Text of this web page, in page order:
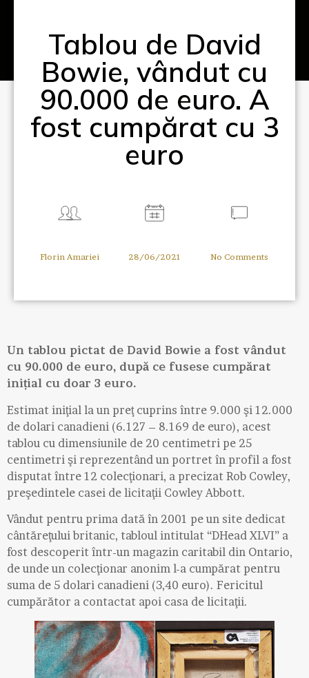
Tablou de David
Bowie, vândut cu
90.000 de euro. A
fost cumpărat cu 3
euro
Florin Amariei 28/06/2021 No Comments
Un tablou pictat de David Bowie a fost vândut
cu 90.000 de euro, după ce fusese cumpărat
inițial cu doar 3 euro.
Estimat iniţial la un preţ cuprins între 9.000 şi 12.000
de dolari canadieni (6.127 – 8.169 de euro), acest
tablou cu dimensiunile de 20 centimetri pe 25
centimetri şi reprezentând un portret în profil a fost
disputat între 12 colecţionari, a precizat Rob Cowley,
preşedintele casei de licitaţii Cowley Abbott.
Vândut pentru prima dată în 2001 pe un site dedicat
cântăreţului britanic, tabloul intitulat “DHead XLVI” a
fost descoperit într-un magazin caritabil din Ontario,
de unde un colecţionar anonim l-a cumpărat pentru
suma de 5 dolari canadieni (3,40 euro). Fericitul
cumpărător a contactat apoi casa de licitaţii.